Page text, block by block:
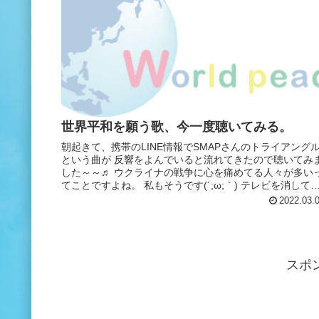
世界平和を願う歌、今一度聴いてみる。
朝起きて、携帯のLINE情報でSMAPさんのトライアング
という曲が 反響をよんでいると流れてきたので聴いてみ
した～～♬ ウクライナの戦争に心を痛めてる人々が多い
てことですよね。 私もそうです(´;ω;｀) テレビを消してし
スポ